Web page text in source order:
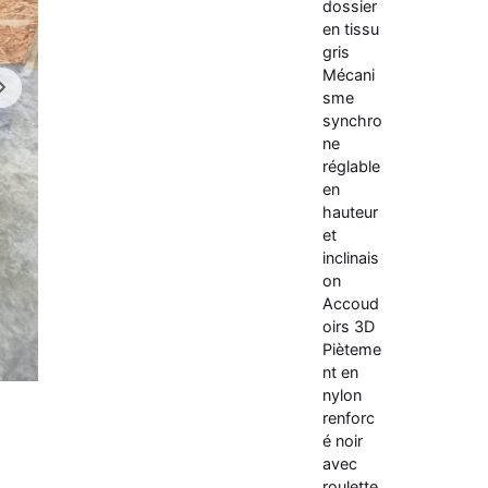
dossier
en tissu
gris
Mécani
sme
synchro
ne
réglable
en
hauteur
et
inclinais
on
Accoud
oirs 3D
Pièteme
nt en
nylon
renforc
é noir
avec